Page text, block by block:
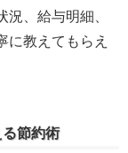
、給与明細、
に教えてもらえ
節約術